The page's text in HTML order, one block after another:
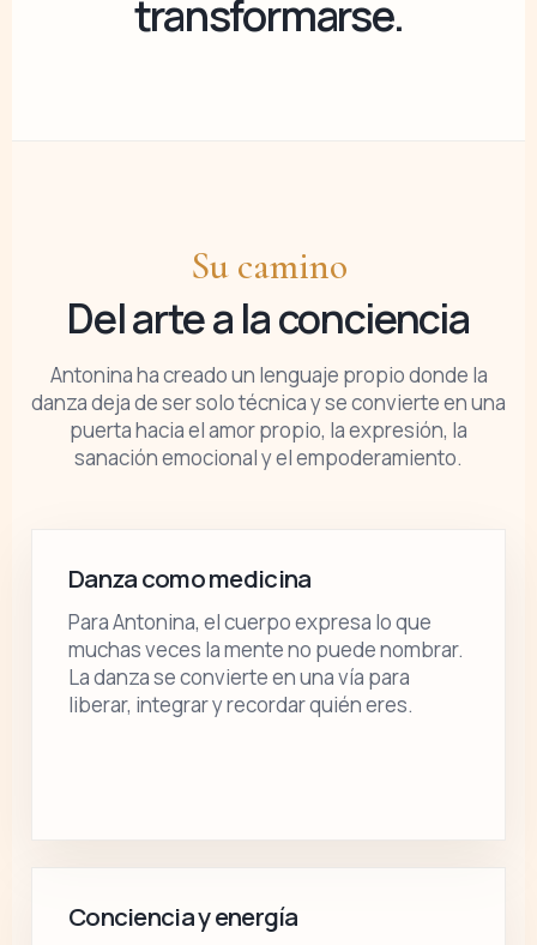
transformarse.
Su camino
Del arte a la conciencia
Antonina ha creado un lenguaje propio donde la
danza deja de ser solo técnica y se convierte en una
puerta hacia el amor propio, la expresión, la
sanación emocional y el empoderamiento.
Danza como medicina
Para Antonina, el cuerpo expresa lo que
muchas veces la mente no puede nombrar.
La danza se convierte en una vía para
liberar, integrar y recordar quién eres.
Conciencia y energía